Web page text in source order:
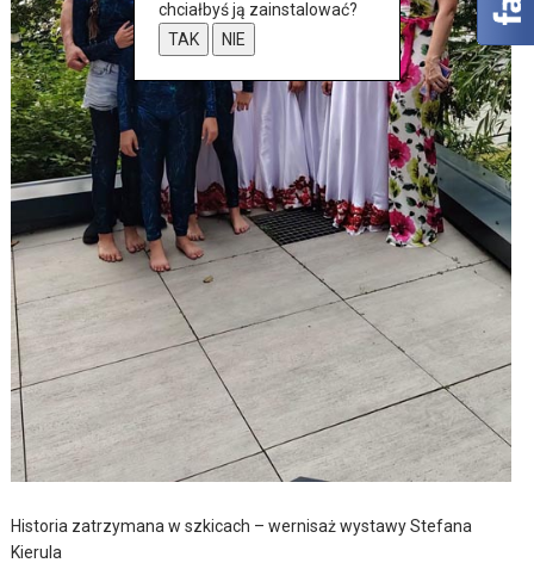
Historia zatrzymana w szkicach – wernisaż wystawy Stefana
Kierula
chciałbyś ją zainstalować?
TAK
NIE